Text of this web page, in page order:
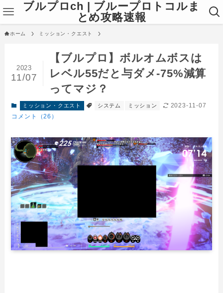
ブルプロch | ブループロトコルま
とめ攻略速報
ホーム ミッション・クエスト
【ブルプロ】ボルオムボスは
レベル55だと与ダメ-75%減算
ってマジ？
2023
11/07
ミッション・クエスト システム ミッション
2023-11-07
コメント（26）